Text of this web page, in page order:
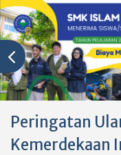
Peringatan
Kemerdekaan